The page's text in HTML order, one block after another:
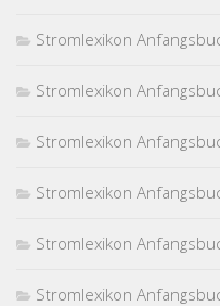
Stromlexikon
Stromlexikon
Stromlexikon
Stromlexikon
Stromlexikon
Stromlexikon